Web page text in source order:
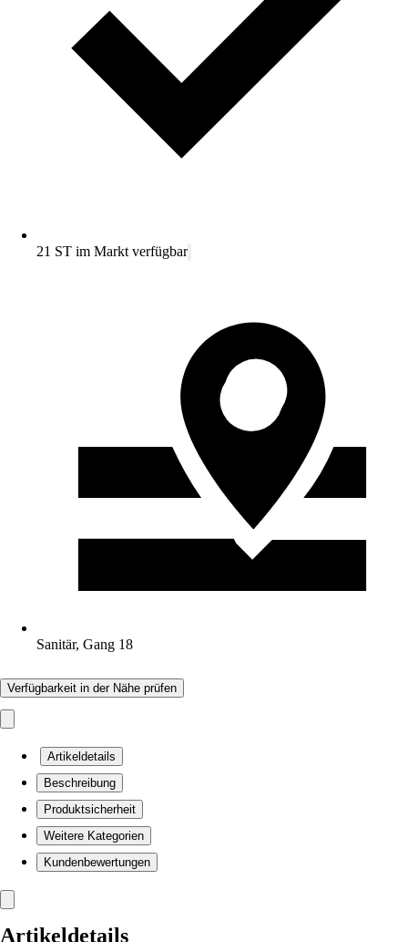
21 ST im Markt verfügbar
Sanitär, Gang 18
Verfügbarkeit in der Nähe prüfen
Artikeldetails
Beschreibung
Produktsicherheit
Weitere Kategorien
Kundenbewertungen
Artikeldetails